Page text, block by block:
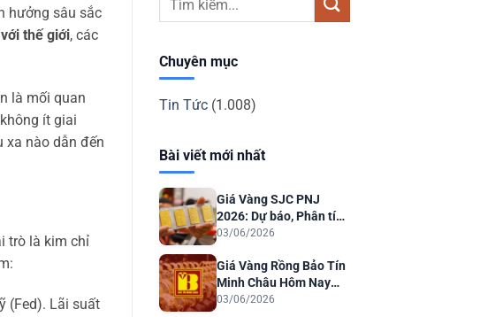
hưởng sâu sắc
thế giới, các
là mối quan
ít giai
xa nào dẫn đến
trò là kim chỉ
(Fed). Lãi suất
Chuyên mục
Tin Tức(1.008)
Bài viết mới nhất
Giá Vàng SJC PNJ
2026: Dự báo, Phân tích
& Lời khuyên Đầu tư
03/06/2026
Giá Vàng Rồng Bảo Tín
Minh Châu Hôm Nay
2026: Dự Báo & Phân
03/06/2026